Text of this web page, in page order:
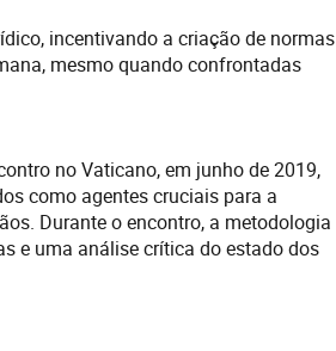
incentivando a criação de normas
mesmo quando confrontadas
no Vaticano, em junho de 2019,
como agentes cruciais para a
Durante o encontro, a metodologia
e uma análise crítica do estado dos